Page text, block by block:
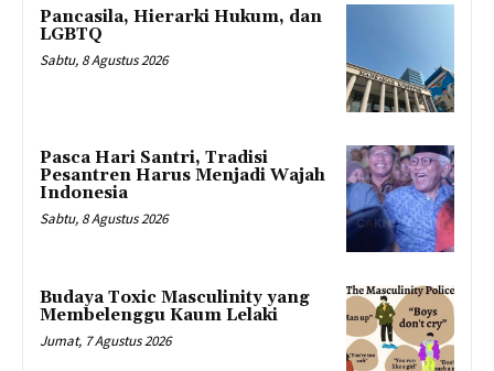
Pancasila, Hierarki Hukum, dan
LGBTQ
Sabtu, 8 Agustus 2026
Pasca Hari Santri, Tradisi
Pesantren Harus Menjadi Wajah
Indonesia
Sabtu, 8 Agustus 2026
Budaya Toxic Masculinity yang
Membelenggu Kaum Lelaki
Jumat, 7 Agustus 2026